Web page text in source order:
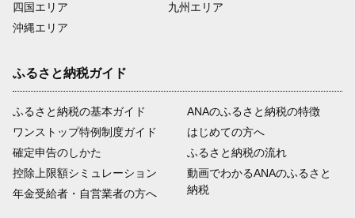
四国エリア
沖縄エリア
九州エリア
ふるさと納税ガイド
ふるさと納税の基本ガイド
ワンストップ特例制度ガイド
確定申告のしかた
控除上限額シミュレーション
年金受給者・自営業者の方へ
ANAのふるさと納税の特徴
はじめての方へ
ふるさと納税の流れ
動画でわかるANAのふるさと
納税